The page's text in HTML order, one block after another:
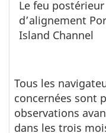
Le feu postérieur
d’alignement
Island Channel
Tous les
concernées sont
observations
dans les trois